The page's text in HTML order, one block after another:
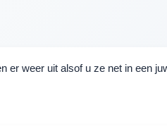
er weer uit alsof u ze net in een